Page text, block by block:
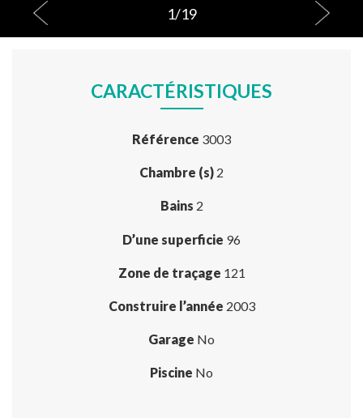
1/19
CARACTÉRISTIQUES
Référence 3003
Chambre (s) 2
Bains 2
D’une superficie 96
Zone de traçage 121
Construire l’année 2003
Garage No
Piscine No